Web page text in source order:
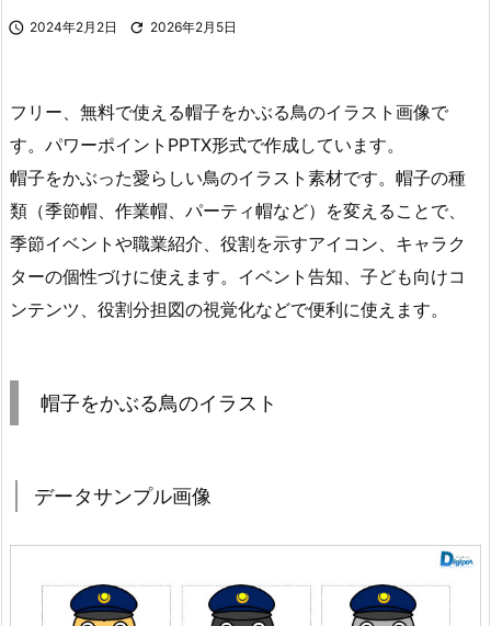
 2024年2月2日  2026年2月5日
フリー、無料で使える帽子をかぶる鳥のイラスト画像で
す。パワーポイントPPTX形式で作成しています。
帽子をかぶった愛らしい鳥のイラスト素材です。帽子の種
類（季節帽、作業帽、パーティ帽など）を変えることで、
季節イベントや職業紹介、役割を示すアイコン、キャラク
ターの個性づけに使えます。イベント告知、子ども向けコ
ンテンツ、役割分担図の視覚化などで便利に使えます。
帽子をかぶる鳥のイラスト
データサンプル画像